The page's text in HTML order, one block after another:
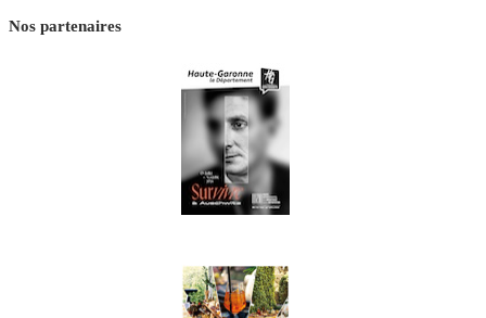
Nos partenaires